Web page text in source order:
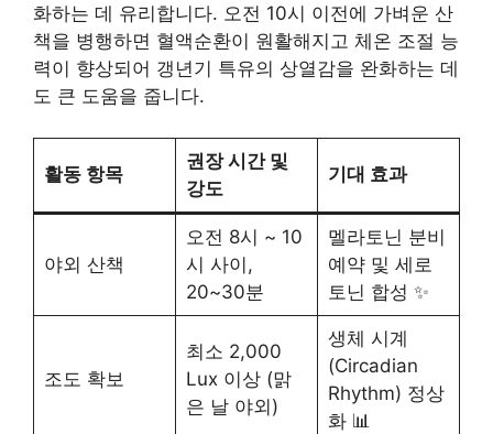
화하는 데 유리합니다. 오전 10시 이전에 가벼운 산
책을 병행하면 혈액순환이 원활해지고 체온 조절 능
력이 향상되어 갱년기 특유의 상열감을 완화하는 데
도 큰 도움을 줍니다.
활동 항목
권장 시간 및
강도
기대 효과
야외 산책
오전 8시 ~ 10
시 사이,
20~30분
멜라토닌 분비
예약 및 세로
토닌 합성 ✨
조도 확보
최소 2,000
Lux 이상 (맑
은 날 야외)
생체 시계
(Circadian
Rhythm) 정상
화 📊